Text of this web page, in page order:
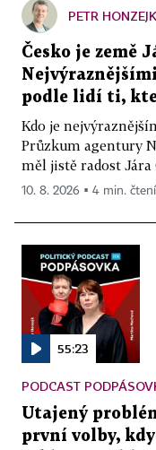
PETR HONZEJK
Česko je země
podle lidí ti,
Kdo je
Průzkum agentury
měl jistě radost
10. 8. 2026 ▪ 4 min. čtení
55:23
PODCAST
Utajený
první volby,